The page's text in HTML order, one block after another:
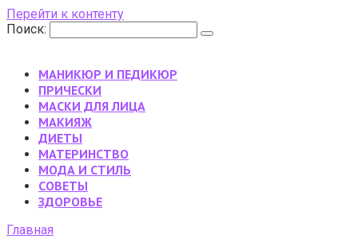
Перейти к контенту
Поиск:
МАНИКЮР И ПЕДИКЮР
ПРИЧЕСКИ
МАСКИ ДЛЯ ЛИЦА
МАКИЯЖ
ДИЕТЫ
МАТЕРИНСТВО
МОДА И СТИЛЬ
CОВЕТЫ
ЗДОРОВЬЕ
Главная